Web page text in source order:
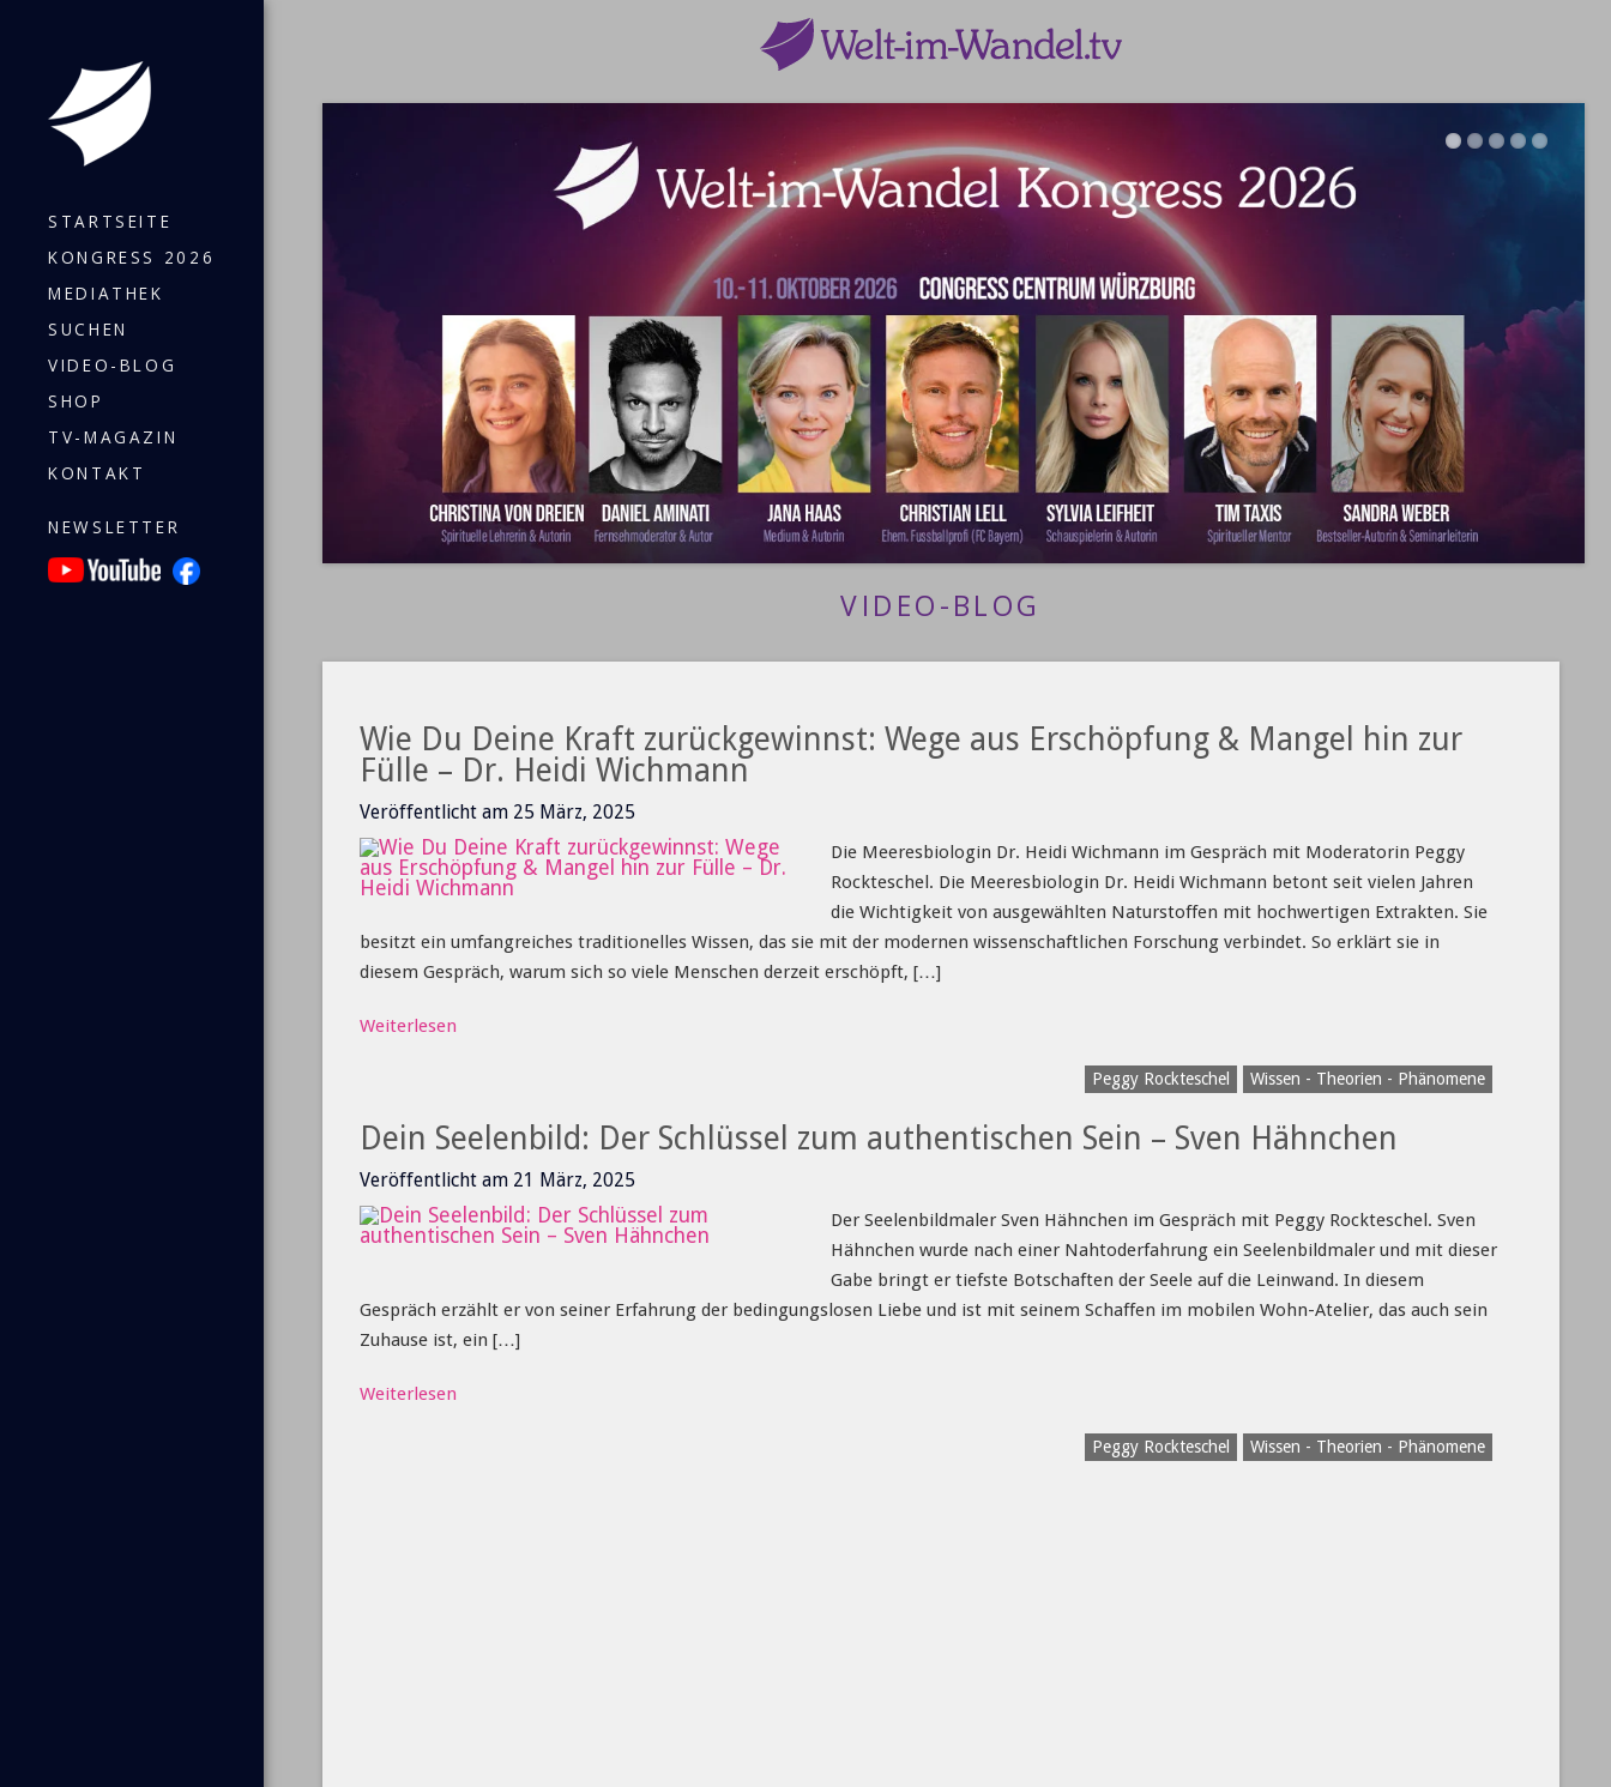
STARTSEITE
KONGRESS 2026
MEDIATHEK
SUCHEN
VIDEO-BLOG
SHOP
TV-MAGAZIN
KONTAKT
NEWSLETTER
VIDEO-BLOG
Wie Du Deine Kraft zurückgewinnst: Wege aus Erschöpfung & Mangel hin zur
Fülle – Dr. Heidi Wichmann
Veröffentlicht am 25 März, 2025
Die Meeresbiologin Dr. Heidi Wichmann im Gespräch mit Moderatorin Peggy
Rockteschel. Die Meeresbiologin Dr. Heidi Wichmann betont seit vielen Jahren
die Wichtigkeit von ausgewählten Naturstoffen mit hochwertigen Extrakten. Sie
besitzt ein umfangreiches traditionelles Wissen, das sie mit der modernen wissenschaftlichen Forschung verbindet. So erklärt sie in
diesem Gespräch, warum sich so viele Menschen derzeit erschöpft, […]
Weiterlesen
Peggy Rockteschel Wissen - Theorien - Phänomene
Dein Seelenbild: Der Schlüssel zum authentischen Sein – Sven Hähnchen
Veröffentlicht am 21 März, 2025
Der Seelenbildmaler Sven Hähnchen im Gespräch mit Peggy Rockteschel. Sven
Hähnchen wurde nach einer Nahtoderfahrung ein Seelenbildmaler und mit dieser
Gabe bringt er tiefste Botschaften der Seele auf die Leinwand. In diesem
Gespräch erzählt er von seiner Erfahrung der bedingungslosen Liebe und ist mit seinem Schaffen im mobilen Wohn-Atelier, das auch sein
Zuhause ist, ein […]
Weiterlesen
Peggy Rockteschel Wissen - Theorien - Phänomene